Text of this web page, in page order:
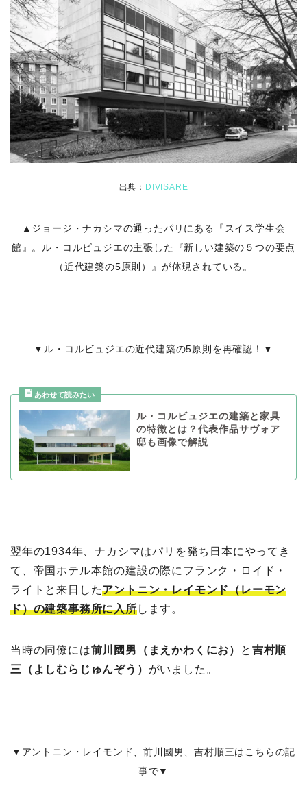
出典： DIVISARE
▲ジョージ・ナカシマの通ったパリにある『スイス学生会
館』。ル・コルビュジエの主張した『新しい建築の５つの要点
（近代建築の5原則）』が体現されている。
▼ル・コルビュジエの近代建築の5原則を再確認！▼
ル・コルビュジエの建築と家具
の特徴とは？代表作品サヴォア
邸も画像で解説
翌年の1934年、ナカシマはパリを発ち日本にやってき
て、帝国ホテル本館の建設の際にフランク・ロイド・
ライトと来日したアントニン・レイモンド（レーモン
ド）の建築事務所に入所します。
当時の同僚には前川國男（まえかわくにお） と 吉村順
三（よしむらじゅんぞう） がいました。
▼アントニン・レイモンド、前川國男、吉村順三はこちらの記
事で▼